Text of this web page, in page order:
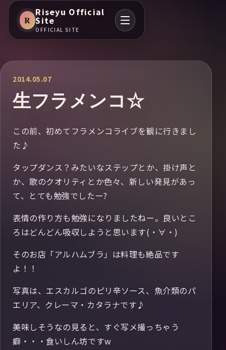
R
Riseyu Official
Site
OFFICIAL SITE
2014.05.07
生フラメンコ☆
この前、初めてフラメンコライブを観に行きまし
た♪
タップダンス？みたいなステップとか、掛け声と
か、歌のクオリティとか色々、新しい発見があっ
て、とても勉強でしたー?
表情の作り方も勉強になりましたねー。良いとこ
ろはどんどん吸収しようと思います(・∀・)
そのお店「アルハムブラ」は料理も絶品です
よ！！
写真は、エスカルゴのピリ辛ソース、魚介類のパ
エリア、クレーマ・カタラナです♪
美味しそうなの見ると、すぐ写メ撮っちゃう
癖・・・食いしん坊ですw